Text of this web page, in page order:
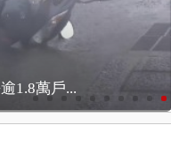
1.8萬戶...